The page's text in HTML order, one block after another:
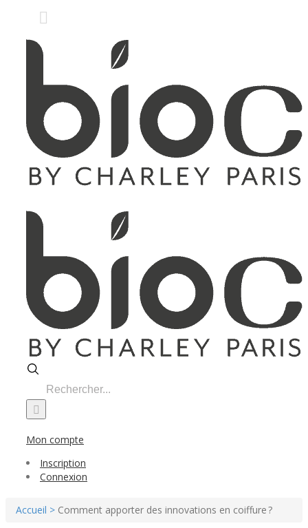
Search
for:
Mon compte
Inscription
Connexion
Accueil > Comment apporter des innovations en coiffure ?